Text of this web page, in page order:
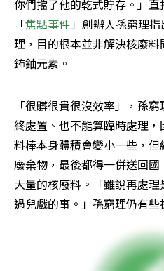
你們擋了他的乾式貯存。」直
「焦點事件」創辦人孫窮理
理，目的根本並非解決核廢
鈽鈾元素。
「很髒很貴很沒效率」，孫
終處置、也不能算臨時處理
料棒本身體積會變小一些，
廢棄物，最後都得一併送回
大量的核廢料。「雖說再處
過兒戲的事。」孫窮理仍有些